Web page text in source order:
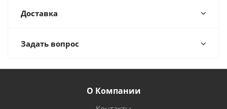
Доставка
Задать вопрос
О Компании